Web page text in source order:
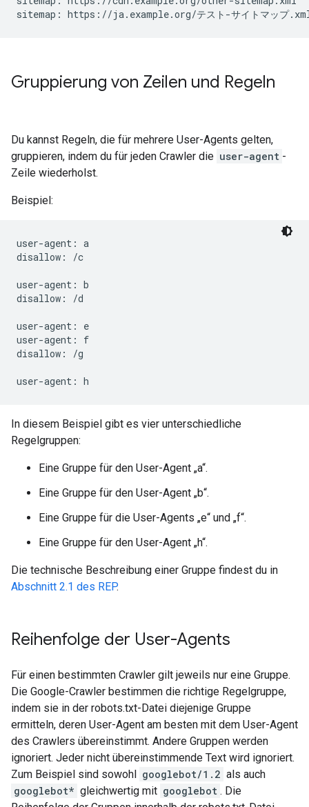
sitemap: https://ja.example.org/テスト-サイトマップ
Gruppierung von Zeilen und Regeln
Du kannst Regeln, die für mehrere User-Agents gelten,
gruppieren, indem du für jeden Crawler die user-agent -
Zeile wiederholst.
Beispiel:
user-agent: a
disallow: /c
user-agent: b
disallow: /d
user-agent: e
user-agent: f
disallow: /g
In diesem Beispiel gibt es vier unterschiedliche
Regelgruppen:
Eine Gruppe für den User-Agent „a“.
Eine Gruppe für den User-Agent „b“.
Eine Gruppe für die User-Agents „e“ und „f“.
Eine Gruppe für den User-Agent „h“.
Die technische Beschreibung einer Gruppe findest du in
Abschnitt᠎ 2.1 des REP.
Reihenfolge der User-Agents
Für einen bestimmten Crawler gilt jeweils nur eine Gruppe.
Die Google-Crawler bestimmen die richtige Regelgruppe,
indem sie in der robots.txt-Datei diejenige Gruppe
ermitteln, deren User-Agent am besten mit dem User-Agent
des Crawlers übereinstimmt. Andere Gruppen werden
ignoriert. Jeder nicht übereinstimmende Text wird ignoriert.
Zum Beispiel sind sowohl googlebot/1.2 als auch
googlebot* gleichwertig mit googlebot . Die